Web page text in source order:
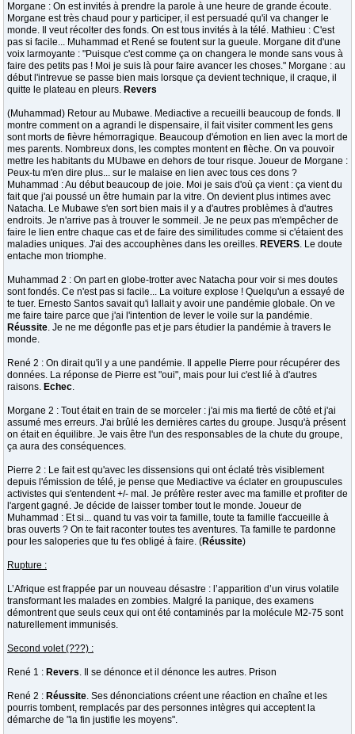
Morgane : On est invités à prendre la parole à une heure de grande écoute.
Morgane est très chaud pour y participer, il est persuadé qu'il va changer le
monde. Il veut récolter des fonds. On est tous invités à la télé. Mathieu : C'est
pas si facile... Muhammad et René se foutent sur la gueule. Morgane dit d'une
voix larmoyante : "Puisque c'est comme ça on changera le monde sans vous à
faire des petits pas ! Moi je suis là pour faire avancer les choses." Morgane : au
début l'intrevue se passe bien mais lorsque ça devient technique, il craque, il
quitte le plateau en pleurs. Revers
(Muhammad) Retour au Mubawe. Mediactive a recueilli beaucoup de fonds. Il
montre comment on a agrandi le dispensaire, il fait visiter comment les gens
sont morts de fièvre hémorragique. Beaucoup d'émotion en lien avec la mort de
mes parents. Nombreux dons, les comptes montent en flèche. On va pouvoir
mettre les habitants du MUbawe en dehors de tour risque. Joueur de Morgane :
Peux-tu m'en dire plus... sur le malaise en lien avec tous ces dons ?
Muhammad : Au début beaucoup de joie. Moi je sais d'où ça vient : ça vient du
fait que j'ai poussé un être humain par la vitre. On devient plus intimes avec
Natacha. Le Mubawe s'en sort bien mais il y a d'autres problèmes à d'autres
endroits. Je n'arrive pas à trouver le sommeil. Je ne peux pas m'empêcher de
faire le lien entre chaque cas et de faire des similitudes comme si c'étaient des
maladies uniques. J'ai des accouphènes dans les oreilles. REVERS. Le doute
entache mon triomphe.
Muhammad 2 : On part en globe-trotter avec Natacha pour voir si mes doutes
sont fondés. Ce n'est pas si facile... La voiture explose ! Quelqu'un a essayé de
te tuer. Ernesto Santos savait qu'i lallait y avoir une pandémie globale. On ve
me faire taire parce que j'ai l'intention de lever le voile sur la pandémie.
Réussite. Je ne me dégonfle pas et je pars étudier la pandémie à travers le
monde.
René 2 : On dirait qu'il y a une pandémie. Il appelle Pierre pour récupérer des
données. La réponse de Pierre est "oui", mais pour lui c'est lié à d'autres
raisons. Echec.
Morgane 2 : Tout était en train de se morceler : j'ai mis ma fierté de côté et j'ai
assumé mes erreurs. J'ai brûlé les dernières cartes du groupe. Jusqu'à présent
on était en équilibre. Je vais être l'un des responsables de la chute du groupe,
ça aura des conséquences.
Pierre 2 : Le fait est qu'avec les dissensions qui ont éclaté très visiblement
depuis l'émission de télé, je pense que Mediactive va éclater en groupuscules
activistes qui s'entendent +/- mal. Je préfère rester avec ma famille et profiter de
l'argent gagné. Je décide de laisser tomber tout le monde. Joueur de
Muhammad : Et si... quand tu vas voir ta famille, toute ta famille t'accueille à
bras ouverts ? On te fait raconter toutes tes aventures. Ta famille te pardonne
pour les saloperies que tu t'es obligé à faire. (Réussite)
Rupture :
L’Afrique est frappée par un nouveau désastre : l’apparition d’un virus volatile
transformant les malades en zombies. Malgré la panique, des examens
démontrent que seuls ceux qui ont été contaminés par la molécule M2-75 sont
naturellement immunisés.
Second volet (???) :
René 1 : Revers. Il se dénonce et il dénonce les autres. Prison
René 2 : Réussite. Ses dénonciations créent une réaction en chaîne et les
pourris tombent, remplacés par des personnes intègres qui acceptent la
démarche de "la fin justifie les moyens".